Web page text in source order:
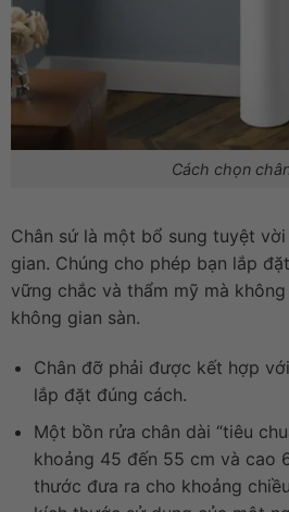
Cách chọn
Chân sứ là một bổ sung tuyệt
gian. Chúng cho phép bạn lắp
vững chắc và thẩm mỹ mà
không gian sàn.
Chân đỡ phải được kết hợp
lắp đặt đúng cách.
Một bồn rửa chân dài “tiêu
khoảng 45 đến 55 cm và cao
thước đưa ra cho khoảng